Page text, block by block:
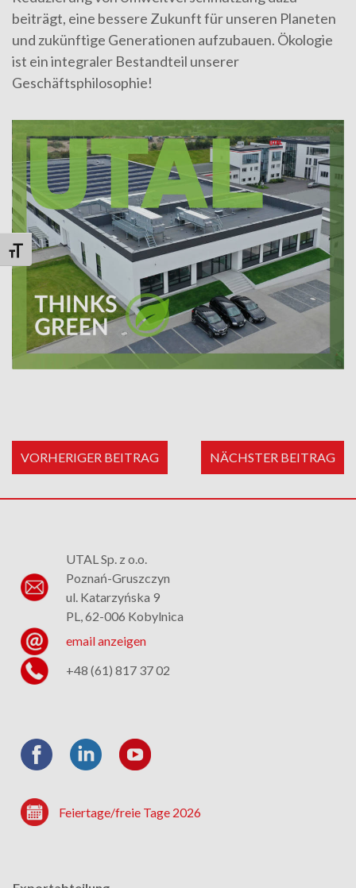
Schrift vergrößern
beiträgt, eine bessere Zukunft für unseren Planeten
und zukünftige Generationen aufzubauen. Ökologie
ist ein integraler Bestandteil unserer
Geschäftsphilosophie!
VORHERIGER BEITRAG NÄCHSTER BEITRAG
UTAL Sp. z o.o.
Poznań-Gruszczyn
ul. Katarzyńska 9
PL, 62-006 Kobylnica
email anzeigen
+48 (61) 817 37 02
Feiertage/freie Tage 2026